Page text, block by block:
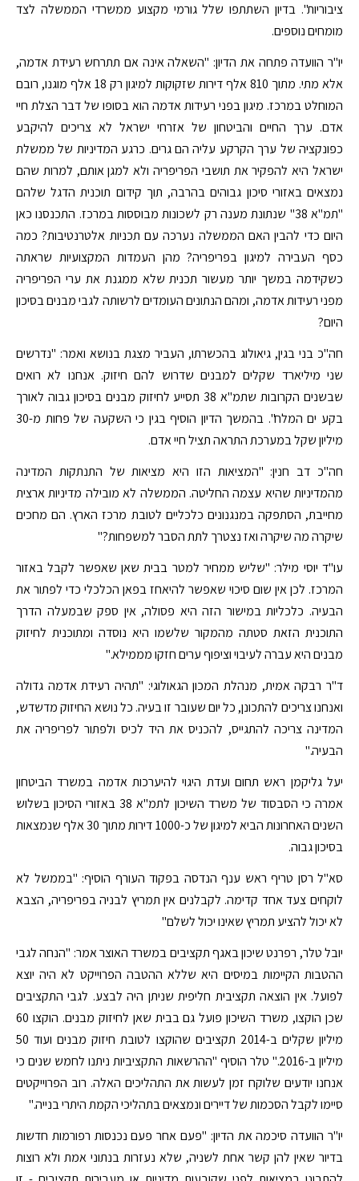
ציבוריות". בדיון השתתפו שלל גורמי מקצוע ממשרדי הממשלה לצד
מומחים נוספים.
יו"ר הוועדה פתחה את הדיון: "השאלה אינה אם תתרחש רעידת אדמה,
אלא מתי. מתוך 810 אלף דירות שזקוקות למיגון רק 18 אלף מוגנו, רובם
המוחלט במרכז. מיגון בפני רעידות אדמה הוא בסופו של דבר הצלת חיי
אדם. ערך החיים והביטחון של אזרחי ישראל לא צריכים להיקבע
כפונקציה של ערך הקרקע עליה הם גרים. כרגע המדיניות של ממשלת
ישראל היא להפקיר את תושבי הפריפריה ולא למגן אותם, למרות שהם
נמצאים באזורי סיכון גבוהים בהרבה, תוך קידום תוכנית הדגל שלהם
"תמ"א 38" שנתונת מענה רק לשכונות מבוססות במרכז. התכנסנו כאן
היום כדי להבין האם הממשלה נערכה עם תכניות אלטרנטיבות? כמה
כסף העבירה למיגון בפריפריה? מהן העמדות המקצועיות שראתה
כשקידמה במשך יותר מעשור תכנית שלא ממגנת את ערי הפריפריה
מפני רעידות אדמה, ומהם הנתונים העומדים לרשותה לגבי מבנים בסיכון
היום?
חה"כ בני בגין, גיאולוג בהכשרתו, העביר מצגת בנושא ואמר: "נדרשים
שני מיליארד שקלים למבנים שדרוש להם חיזוק. אנחנו לא רואים
שבשנים הקרובות שתמ"א 38 תסייע לחיזוק מבנים בסיכון גבוה לאורך
בקע ים המלח". בהמשך הדיון הוסיף בגין כי השקעה של פחות מ-30
מיליון שקל במערכת התראה תציל חיי אדם.
חה"כ דב חנין: "המציאות הזו היא מציאות של התנתקות המדינה
מהמדיניות שהיא עצמה החליטה. הממשלה לא מובילה מדיניות ארצית
מחייבת, הסתפקה במנגנונים כלכליים לטובת מרכז הארץ. הם מחכים
שיקרה מה שיקרה ואז נצטרך לתת הסבר למשפחות?"
עו"ד יוסי מילר: "שליש ממחיר למטר בבית שאן שאפשר לקבל באזור
המרכז. לכן אין שום סיכוי שאפשר להיאחז בפאן הכלכלי כדי לפתור את
הבעיה. כלכליות במישור הזה היא פסולה, אין ספק שבמעלה הדרך
התוכנית הזאת סטתה מהמקור שלשמו היא נוסדה ומתוכנית לחיזוק
מבנים היא עברה לעיבוי וציפוף ערים חזקו מממילא."
ד"ר רבקה אמית, מנהלת המכון הגאולוגי: "תהיה רעידת אדמה גדולה
ואנחנו צריכים להתכונן, כל יום שעובר זו בעיה. כל נושא החיזוק מדשדש,
המדינה צריכה להתגייס, להכניס את היד לכיס ולפתור לפריפריה את
הבעיה."
יעל גליקמן ראש תחום ועדת היגוי להיערכות אדמה במשרד הביטחון
אמרה כי הסבסוד של משרד השיכון לתמ"א 38 באזורי הסיכון בשלוש
השנים האחרונות הביא למיגון של כ-1000 דירות מתוך 30 אלף שנמצאות
בסיכון גבוה.
סא"ל רסן טריף ראש ענף הנדסה בפקוד העורף הוסיף: "בממשל לא
לוקחים צעד אחד קדימה. לקבלנים אין תמריץ לבניה בפריפריה, הצבא
לא יכול להציע תמריץ שאינו יכול לשלם"
יובל טלר, רפרנט שיכון באגף תקציבים במשרד האוצר אמר: "הנחה לגבי
ההטבות הקיימות במיסים היא שללא ההטבה הפרוייקט לא היה יוצא
לפועל. אין הוצאה תקציבית חליפית שניתן היה לבצע. לגבי התקציבים
שכן הוקצו, משרד השיכון פועל גם בבית שאן לחיזוק מבנים. הוקצו 60
מיליון שקלים ב-2014 תקציבים שהוקצו לטובת חיזוק מבנים ועוד 50
מיליון ב-2016." טלר הוסיף "ההרשאות התקציביות ניתנו לחמש שנים כי
אנחנו יודעים שלוקח זמן לעשות את התהליכים האלה. רוב הפרוייקטים
סיימו לקבל הסכמות של דיירים ונמצאים בתהליכי הקמת היתרי בנייה."
יו"ר הוועדה סיכמה את הדיון: "פעם אחר פעם נכנסות רפורמות חדשות
בדיור שאין להן קשר אחת לשניה, שלא נעזרות בנתוני אמת ולא רוצות